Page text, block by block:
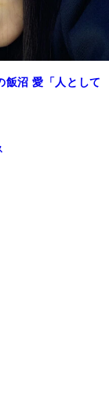
飯沼 愛「人として